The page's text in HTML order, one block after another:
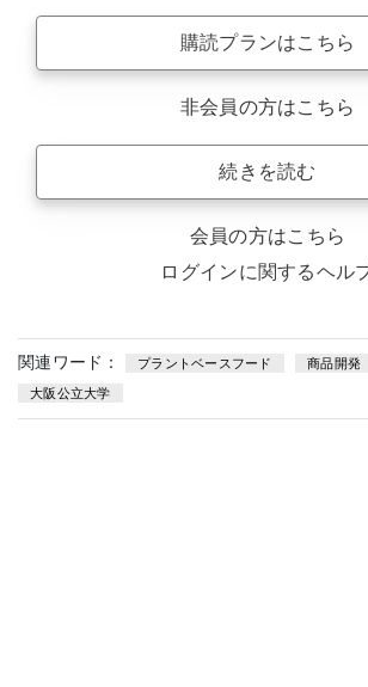
購読プランはこちら
非会員の方はこちら
続きを読む
会員の方はこちら
ログインに関するヘル
関連ワード： プラントベースフード 商品開発
大阪公立大学